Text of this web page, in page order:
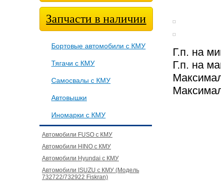
Запчасти в наличии
Бортовые автомобили с КМУ
Тягачи с КМУ
Самосвалы с КМУ
Автовышки
Иномарки с КМУ
Автомобили FUSO с КМУ
Автомобили HINO с КМУ
Автомобили Hyundai с КМУ
Автомобили ISUZU с КМУ (Модель
732722/732922 Fiskran)
Г.п. на
Г.п. на